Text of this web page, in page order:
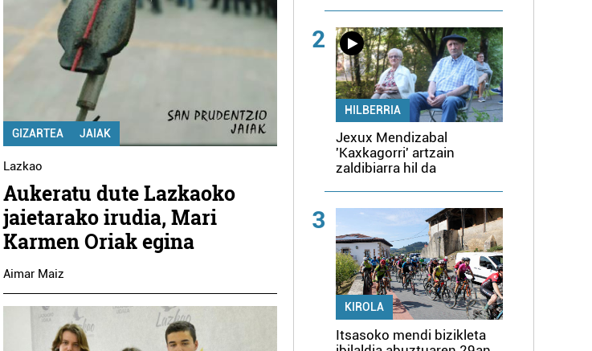
GIZARTEA JAIAK
Lazkao
Aukeratu dute Lazkaoko
jaietarako irudia, Mari
Karmen Oriak egina
Aimar Maiz
2
HILBERRIA
Jexux Mendizabal
'Kaxkagorri' artzain
zaldibiarra hil da
3
KIROLA
Itsasoko mendi bizikleta